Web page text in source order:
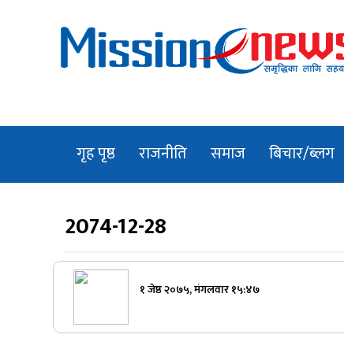
गृह पृष्ठ राजनीति समाज बिचार/ब्लग
सुकुम्बासी बस्तीमा माननीय ज्युका पक्की घर,
प्रतिनिधि सभाको बैठक विपक्षी दलले अवरोध
2074-12-28
१ जेष्ठ २०७५, मंगलवार १५:४७